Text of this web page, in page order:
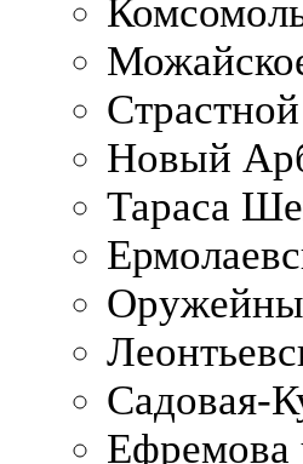
Новый
Тараса
Садовая-
Ефремова